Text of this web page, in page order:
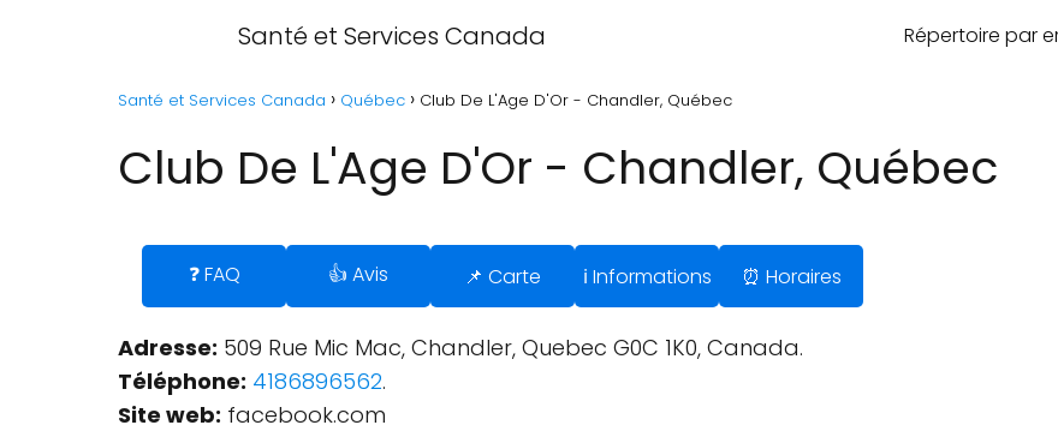
Santé et Services Canada Répertoire par
Santé et Services Canada Québec Club De L'Age D'Or - Chandler, Québec
Club De L'Age D'Or - Chandler, Québec
❓ FAQ 👍 Avis 📌 Carte ℹ️ Informations ⏰ Horaires
Adresse: 509 Rue Mic Mac, Chandler, Quebec G0C 1K0, Canada.
Téléphone: 4186896562.
Site web: facebook.com